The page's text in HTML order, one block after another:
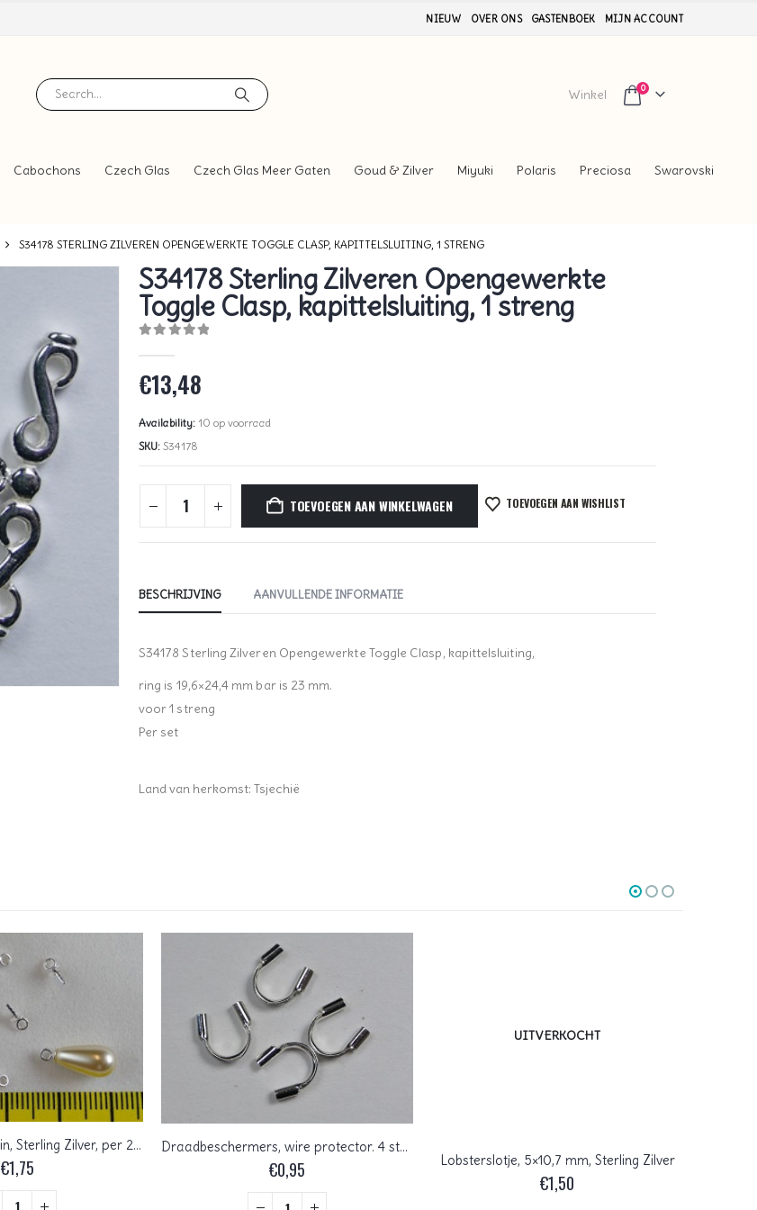
NIEUW OVER ONS GASTENBOEK MIJN ACCOUNT
Winkel 0
Cabochons Czech Glas Czech Glas Meer Gaten Goud & Zilver Miyuki Polaris Preciosa Swarovski
S34178 STERLING ZILVEREN OPENGEWERKTE TOGGLE CLASP, KAPITTELSLUITING, 1 STRENG
S34178 Sterling Zilveren Opengewerkte
Toggle Clasp, kapittelsluiting, 1 streng
€13,48
Availability: 10 op voorraad
SKU: S34178
TOEVOEGEN AAN WINKELWAGEN TOEVOEGEN AAN WISHLIST
BESCHRIJVING AANVULLENDE INFORMATIE
S34178 Sterling Zilveren Opengewerkte Toggle Clasp, kapittelsluiting,
ring is 19,6×24,4 mm bar is 23 mm.
voor 1 streng
Per set
Land van herkomst: Tsjechië
3 mm cupje met pin, Sterling Zilver, per 2 stuks
€1,75
Draadbeschermers, wire protector. 4 stuks, Sterling Zilver
€0,95
UITVERKOCHT
Lobsterslotje, 5×10,7 mm, Sterling Zilver
€1,50